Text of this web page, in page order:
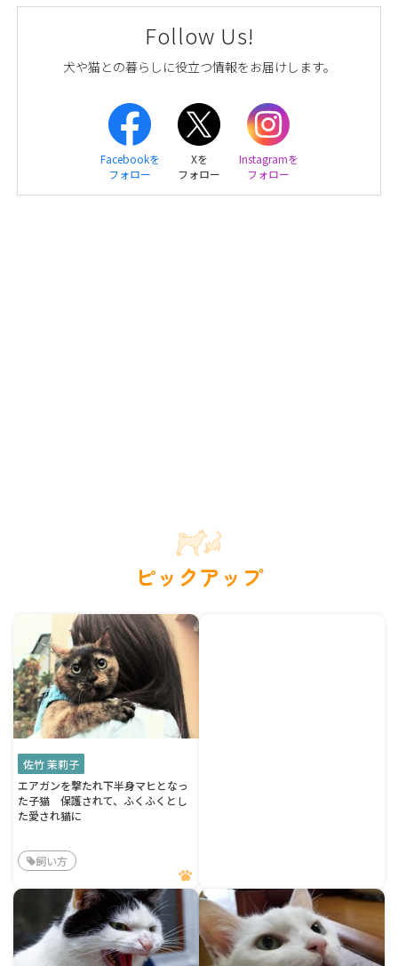
Follow Us!
犬や猫との暮らしに役立つ情報をお届けします。
Facebookを
フォロー
Xを
フォロー
Instagramを
フォロー
ピックアップ
佐竹 茉莉子
エアガンを撃たれ下半身マヒとなっ
た子猫 保護されて、ふくふくとし
た愛され猫に
飼い方